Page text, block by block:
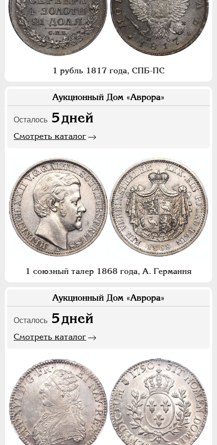
1 рубль 1817 года, СПБ-ПС
Аукционный Дом «Аврора»
Осталось 5дней
Смотреть каталог
1 союзный талер 1868 года, А. Германия
Аукционный Дом «Аврора»
Осталось 5дней
Смотреть каталог